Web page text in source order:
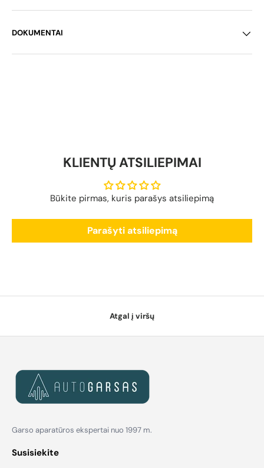
DOKUMENTAI
KLIENTŲ ATSILIEPIMAI
Būkite pirmas, kuris parašys atsiliepimą
Parašyti atsiliepimą
Atgal į viršų
Garso aparatūros ekspertai nuo 1997 m.
Susisiekite